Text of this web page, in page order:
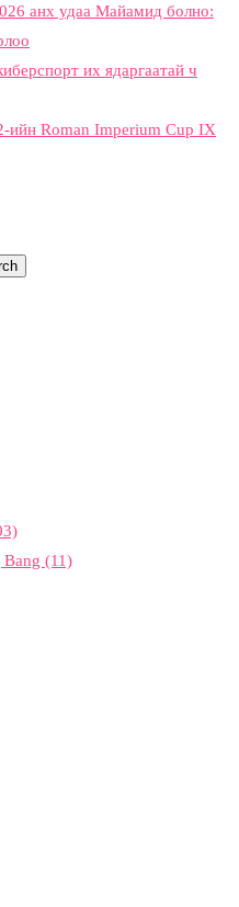
анх удаа Майамид болно:
их ядаргаатай ч
ийн Roman Imperium Cup IX
(11)